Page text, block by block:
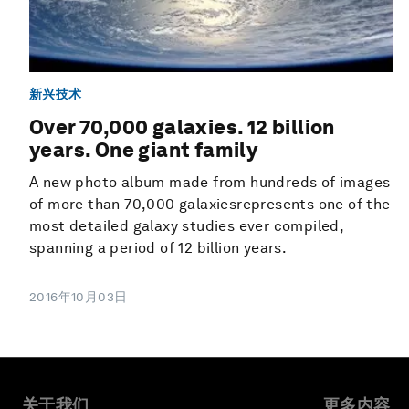
新兴技术
Over 70,000 galaxies. 12 billion
years. One giant family
A new photo album made from hundreds of images
of more than 70,000 galaxiesrepresents one of the
most detailed galaxy studies ever compiled,
spanning a period of 12 billion years.
2016年10月03日
关于我们 更多内容